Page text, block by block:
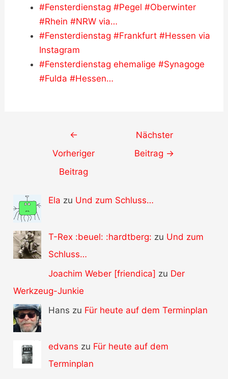
#Fensterdienstag #Pegel #Oberwinter
#Rhein #NRW via…
#Fensterdienstag #Frankfurt #Hessen via
Instagram
#Fensterdienstag ehemalige #Synagoge
#Fulda #Hessen…
←
Vorheriger
Beitrag
Nächster
Beitrag →
Ela zu Und zum Schluss…
T-Rex :beuel: :hardtberg: zu Und zum
Schluss…
Joachim Weber [friendica] zu Der
Werkzeug-Junkie
Hans zu Für heute auf dem Terminplan
edvans zu Für heute auf dem
Terminplan